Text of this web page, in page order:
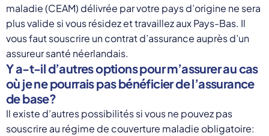
maladie (CEAM) délivrée par votre pays d’origine ne sera
plus valide si vous résidez et travaillez aux Pays-Bas. Il
vous faut souscrire un contrat d’assurance auprès d’un
assureur santé néerlandais.
Y a-t-il d’autres options pour m’assurer au cas
où je ne pourrais pas bénéficier de l’assurance
de base?
Il existe d’autres possibilités si vous ne pouvez pas
souscrire au régime de couverture maladie obligatoire: